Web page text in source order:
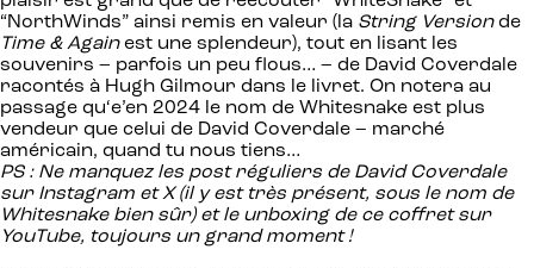
“NorthWinds” ainsi remis en valeur (la String Versionde
Time & Againest une splendeur), tout en lisant les
souvenirs – parfois un peu flous… – de David Coverdale
racontés à Hugh Gilmour dans le livret. On notera au
passage qu‘e’en 2024 le nom de Whitesnake est plus
vendeur que celui de David Coverdale – marché
américain, quand tu nous tiens…
PS : Ne manquez les post réguliers de David Coverdale
sur Instagram et X (il y est très présent, sous le nom de
Whitesnake bien sûr) et le unboxing de ce coffret sur
YouTube, toujours un grand moment !